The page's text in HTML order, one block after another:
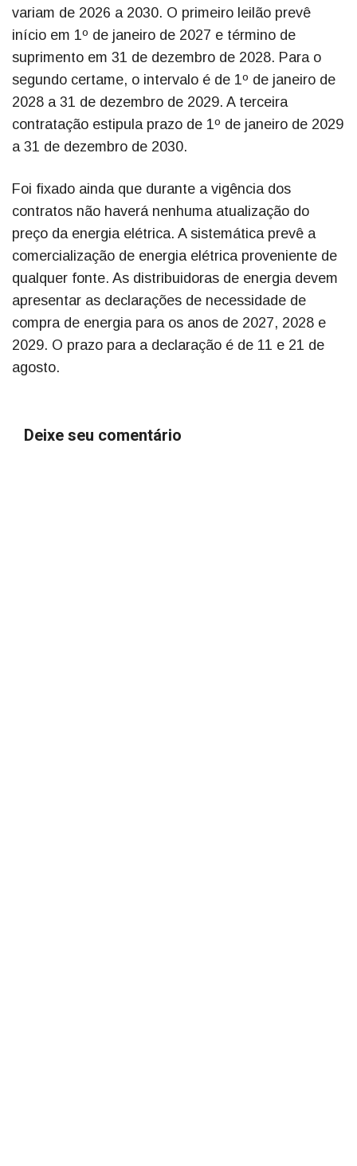
variam de 2026 a 2030. O primeiro leilão prevê
início em 1º de janeiro de 2027 e término de
suprimento em 31 de dezembro de 2028. Para o
segundo certame, o intervalo é de 1º de janeiro de
2028 a 31 de dezembro de 2029. A terceira
contratação estipula prazo de 1º de janeiro de 2029
a 31 de dezembro de 2030.
Foi fixado ainda que durante a vigência dos
contratos não haverá nenhuma atualização do
preço da energia elétrica. A sistemática prevê a
comercialização de energia elétrica proveniente de
qualquer fonte. As distribuidoras de energia devem
apresentar as declarações de necessidade de
compra de energia para os anos de 2027, 2028 e
2029. O prazo para a declaração é de 11 e 21 de
agosto.
Deixe seu comentário